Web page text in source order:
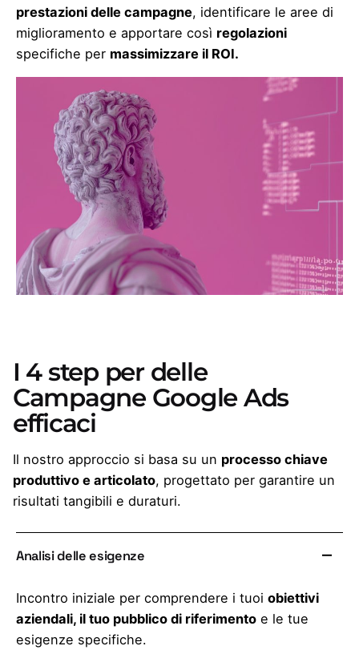
prestazioni delle campagne, identificare le aree di
miglioramento e apportare così regolazioni
specifiche per massimizzare il ROI.
I 4 step per delle
Campagne Google Ads
efficaci
Il nostro approccio si basa su un processo chiave
produttivo e articolato, progettato per garantire un
risultati tangibili e duraturi.
Analisi delle esigenze
Incontro iniziale per comprendere i tuoi obiettivi
aziendali, il tuo pubblico di riferimento e le tue
esigenze specifiche.